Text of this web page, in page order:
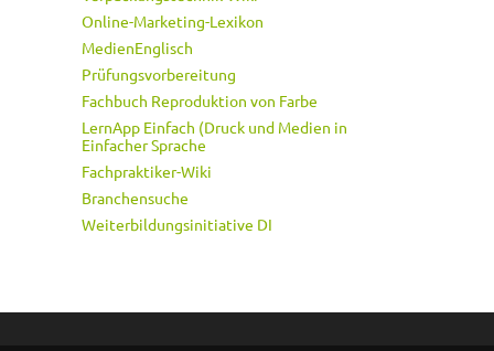
Online-Marketing-Lexikon
MedienEnglisch
Prüfungsvorbereitung
Fachbuch Reproduktion von Farbe
LernApp Einfach (Druck und Medien in
Einfacher Sprache
Fachpraktiker-Wiki
Branchensuche
Weiterbildungsinitiative DI